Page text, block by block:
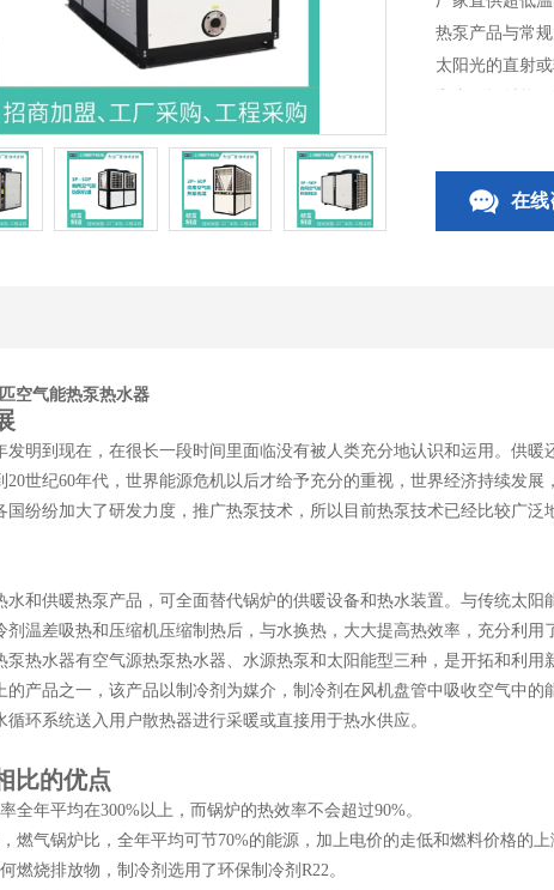
热泵产品与常
太阳光的直射
和太阳辐射能
在线
空气能热泵热水器
发明到现在，在很长一段时间里面临没有被人类充分地认识和运用。供
20世纪60年代，世界能源危机以后才给予充分的重视，世界经济持续发
纷纷加大了研发力度，推广热泵技术，所以目前热泵技术已经比较广泛
水和供暖热泵产品，可全面替代锅炉的供暖设备和热水装置。与传统太
剂温差吸热和压缩机压缩制热后，与水换热，大大提高热效率，充分利
泵热水器有空气源热泵热水器、水源热泵和太阳能型三种，是开拓和利用
的产品之一，该产品以制冷剂为媒介，制冷剂在风机盘管中吸收空气中
环系统送入用户散热器进行采暖或直接用于热水供应。
比的优点
全年平均在300%以上，而锅炉的热效率不会超过90%。
燃气锅炉比，全年平均可节70%的能源，加上电价的走低和燃料价格的上
燃烧排放物，制冷剂选用了环保制冷剂R22。